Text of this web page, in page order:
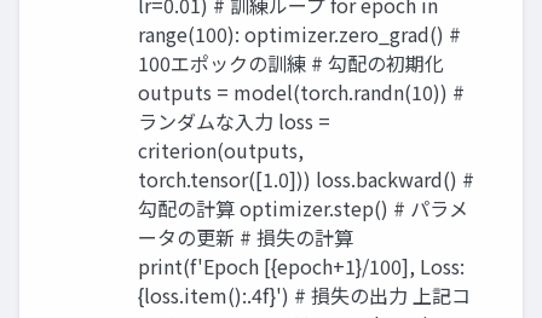
range(100): optimizer.zero_grad() #
100エポックの訓練 # 勾配の初期化
outputs = model(torch.randn(10)) #
ランダムな入力 loss =
criterion(outputs,
torch.tensor([1.0])) loss.backward() #
勾配の計算 optimizer.step() # パラメ
ータの更新 # 損失の計算
print(f'Epoch [{epoch+1}/100], Loss:
{loss.item():.4f}') # 損失の出力 上記コ